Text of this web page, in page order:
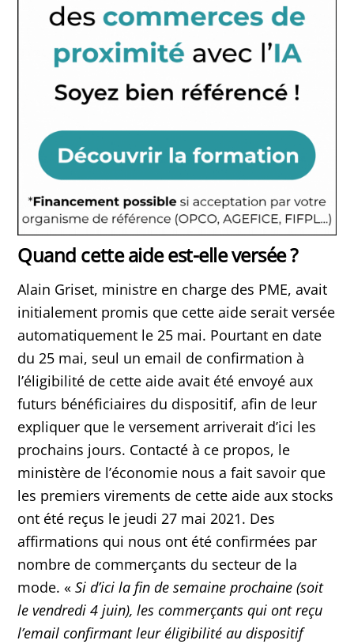
Quand cette aide est-elle versée ?
Alain Griset, ministre en charge des PME, avait
initialement promis que cette aide serait versée
automatiquement le 25 mai. Pourtant en date
du 25 mai, seul un email de confirmation à
l’éligibilité de cette aide avait été envoyé aux
futurs bénéficiaires du dispositif, afin de leur
expliquer que le versement arriverait d’ici les
prochains jours. Contacté à ce propos, le
ministère de l’économie nous a fait savoir que
les premiers virements de cette aide aux stocks
ont été reçus le jeudi 27 mai 2021. Des
affirmations qui nous ont été confirmées par
nombre de commerçants du secteur de la
mode. «Si d’ici la fin de semaine prochaine (soit
le vendredi 4 juin), les commerçants qui ont reçu
l’email confirmant leur éligibilité au dispositif